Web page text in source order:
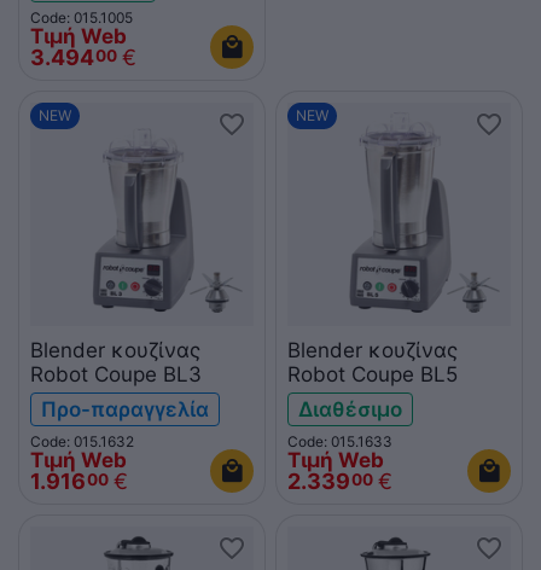
Code: 015.1005
Τιμή Web
3.49400 €
NEW
Blender κουζίνας
Robot Coupe BL3
Προ-παραγγελία
Code: 015.1632
Τιμή Web
1.91600 €
NEW
Blender κουζίνας
Robot Coupe BL5
Διαθέσιμο
Code: 015.1633
Τιμή Web
2.33900 €